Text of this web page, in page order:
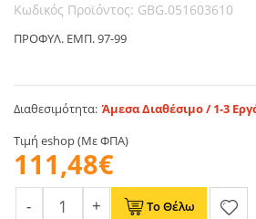
Κωδικός Προϊόντος: GBG.051603610
ΠΡΟΦΥΛ. ΕΜΠ. 97-99
Διαθεσιμότητα: Άμεσα Διαθέσιμο / 1-3
Τιμή eshop (Με ΦΠΑ)
111,48€
Το Θέλω